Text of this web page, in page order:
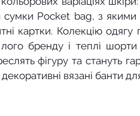
Pocket bag, з якими
картки. Колекцію одягу
бренду і теплі шорти
фігуру та стануть
вязані банти